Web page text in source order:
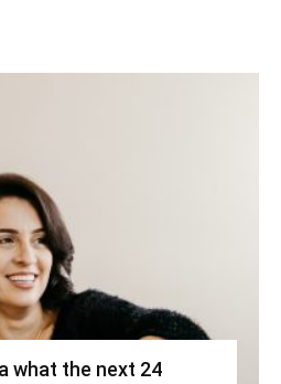
what the next 24